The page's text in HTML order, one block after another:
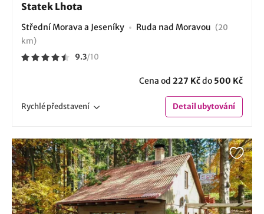
Statek Lhota
Střední Morava a Jeseníky Ruda nad Moravou (20
km)
9.3/10
Cena od 227 Kčdo 500 Kč
Rychlépředstavení Detailubytování